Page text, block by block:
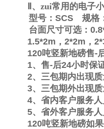
、zui常用的电子
型号： SCS
规格
台面尺寸可选：
1.5*2m ， 2*2m ，
120吨竖新地磅售-
1、售-后24小时保
2、三包期内出现
3、三包期外出现
4、省内客户服务
5、省外客户服务
120吨竖新地磅如